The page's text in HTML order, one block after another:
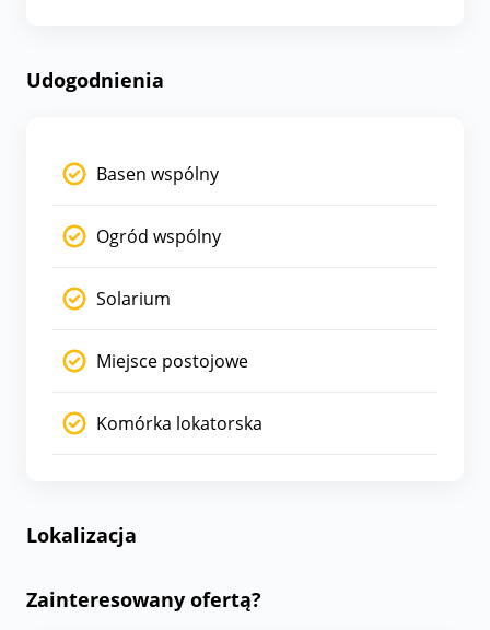
Udogodnienia
Basen wspólny
Ogród wspólny
Solarium
Miejsce postojowe
Komórka lokatorska
Lokalizacja
Zainteresowany ofertą?